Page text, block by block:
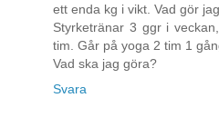
ett enda kg i vikt. Vad gör
Styrketränar 3 ggr i
tim. Går på yoga 2 tim 1
Vad ska jag göra?
Svara